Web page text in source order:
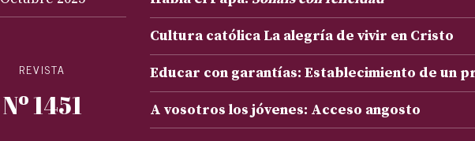
REVISTA
Nº 1451
Cultura católica La alegría de vivir en Cristo
Educar con garantías: Establecimiento de un
A vosotros los jóvenes: Acceso angosto